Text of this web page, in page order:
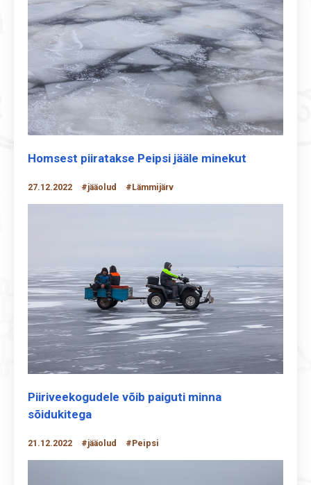
Homsest piiratakse Peipsi jääle minekut
27.12.2022 #jääolud #Lämmijärv
Piiriveekogudele võib paiguti minna
sõidukitega
21.12.2022 #jääolud #Peipsi